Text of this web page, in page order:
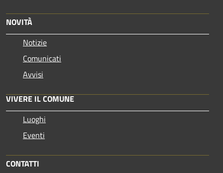
NOVITÀ
Notizie
Comunicati
Avvisi
VIVERE IL COMUNE
Luoghi
Eventi
CONTATTI